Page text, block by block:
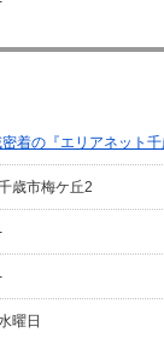
着の『エリアネット
歳市梅ケ丘2
曜日